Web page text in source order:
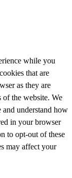
while you
that are
as they are
the website. We
and understand how
in your browser
to opt-out of these
may affect your